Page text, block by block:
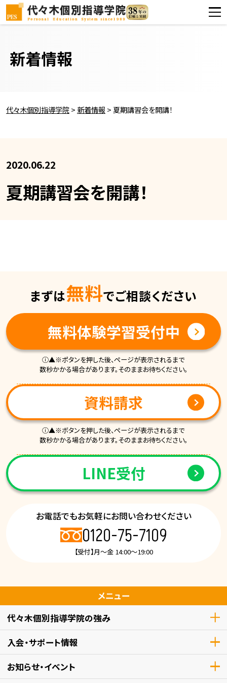
新着情報
代々木個別指導学院> 新着情報 > 夏期講習会を開講！
2020.06.22
夏期講習会を開講！
まずは無料でご相談ください
無料体験学習受付中
ⓘ▲※ポタンを押した後、ページが表示されるまで
数秒かかる場合があります。そのままお待ちください。
資料請求
ⓘ▲※ボタンを押した後、ページが表示されるまで
数秒かかる場合があります。そのままお待ちください。
LINE受付
お電話でもお気軽にお問い合わせください
0120-75-7109
【受付】月～金 14:00～19:00
メニュー
代々木個別指導学院の強み
入会・サポート情報
お知らせ・イベント